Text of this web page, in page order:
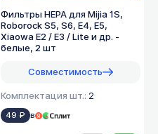
Фильтры HEPA для Mijia 1S,
Roborock S5, S6, E4, E5,
Xiaowa E2 / E3 / Lite и др. -
белые, 2 шт
Совместимость
Комплектация шт.: 2
49 ₽ в